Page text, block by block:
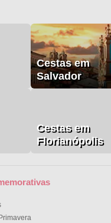
Cestas em
Salvador
Cestas em
Florianópolis